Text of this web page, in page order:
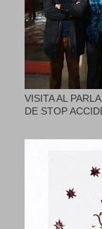
VISITA AL
DE STOP